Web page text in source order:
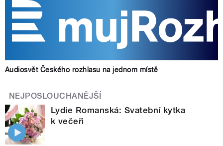
Audiosvět Českého rozhlasu na jednom místě
NEJPOSLOUCHANĚJŠÍ
Lydie Romanská: Svatební kytka
k večeři